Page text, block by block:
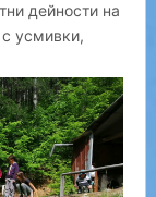
дейности на
с усмивки,